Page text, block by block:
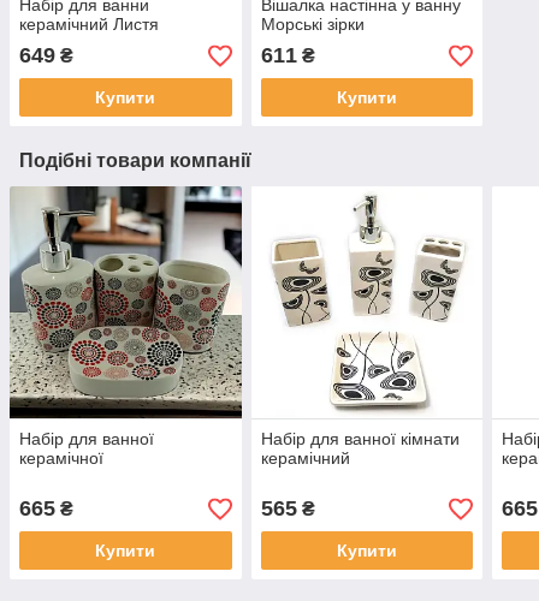
Набір для ванни
керамічний Листя
649 ₴
Купити
Вішалка настінна у ванну
Морські зірки
611₴
Купити
Подібні товари компанії
Набір для ванної
керамічної
665 ₴
Купити
Набір для ванної кімнати
керамічний
565₴
Купити
665